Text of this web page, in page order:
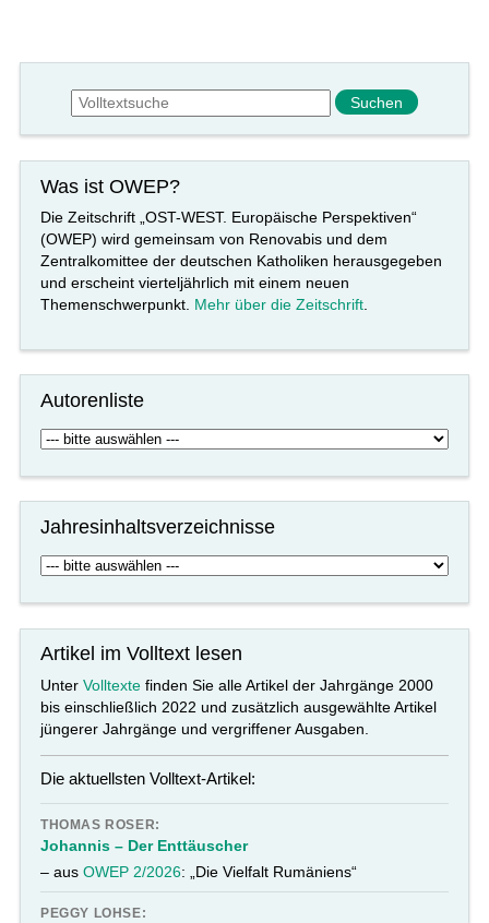
Suchformular
Suche
Was ist OWEP?
Die Zeitschrift „OST-WEST. Europäische Perspektiven“
(OWEP) wird gemeinsam von Renovabis und dem
Zentralkomittee der deutschen Katholiken herausgegeben
und erscheint vierteljährlich mit einem neuen
Themenschwerpunkt. Mehr über die Zeitschrift
Autorenliste
Jahresinhaltsverzeichnisse
Artikel im Volltext lesen
UnterVolltexte finden Sie alle Artikel der Jahrgänge 2000
bis einschließlich 2022 und zusätzlich ausgewählte Artikel
jüngerer Jahrgänge und vergriffener Ausgaben.
Die aktuellsten Volltext-Artikel:
THOMAS ROSER:
Johannis – Der Enttäuscher
– ausOWEP 2/2026: „Die Vielfalt Rumäniens“
PEGGY LOHSE: